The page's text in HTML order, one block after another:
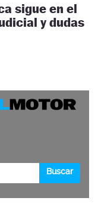
sigue en el
y dudas